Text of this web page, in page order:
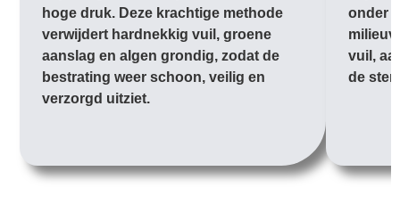
hoge druk. Deze krachtige methode
verwijdert hardnekkig vuil, groene
aanslag en algen grondig, zodat de
bestrating weer schoon, veilig en
verzorgd uitziet.
onder
vuil,
de